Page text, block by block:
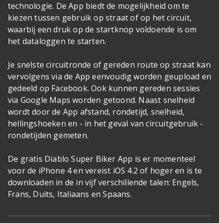
technologie. De App biedt de mogelijkheid om te
kiezen tussen gebruik op straat of op het circuit,
waarbij een druk op de startknop voldoende is om
het dataloggen te starten.
Je snelste circuitronde of gereden route op straat kan
vervolgens via de App eenvoudig worden geupload en
gedeeld op Facebook. Ook kunnen gereden sessies
via Google Maps worden getoond. Naast snelheid
wordt door de App afstand, rondetijd, snelheid,
hellingshoeken en - in het geval van circuitgebruik -
rondetijden gemeten.
De gratis Diablo Super Biker App is er momenteel
voor de iPhone 4 en vereist iOS 4.2 of hoger en is te
downloaden in de in vijf verschillende talen: Engels,
Frans, Duits, Italiaans en Spaans.